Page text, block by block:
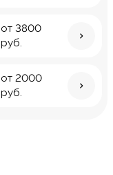
от 3800
руб.
от 2000
руб.